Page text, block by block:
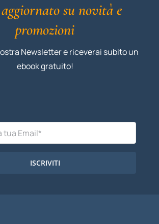
su novità e
promozioni
Newsletter e riceverai subito un
ebook gratuito!
ISCRIVITI